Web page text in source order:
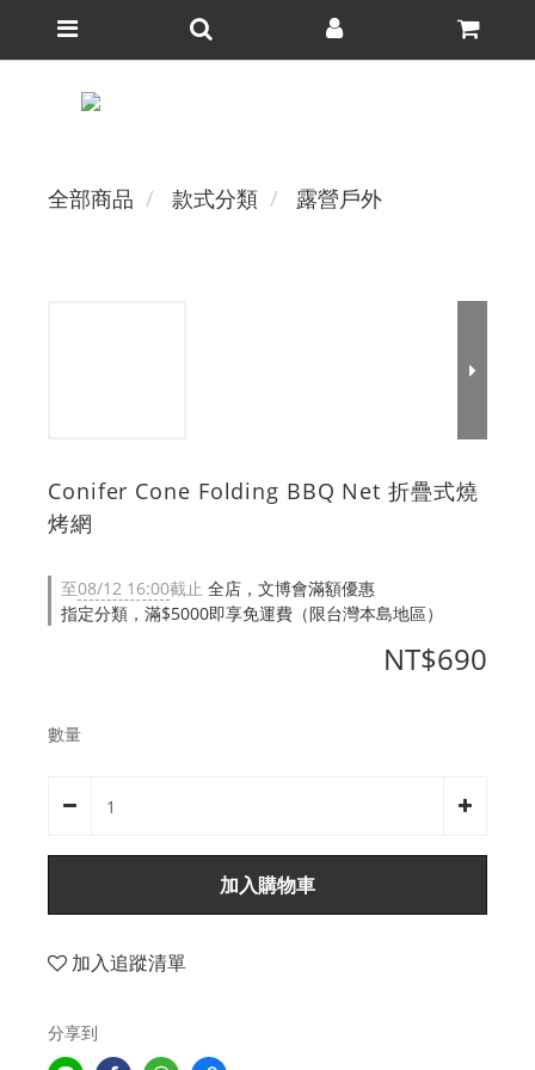
全部商品 款式分類 露營戶外
Conifer Cone Folding BBQ Net 折疊式燒
烤網
至08/12 16:00截止 全店，文博會滿額優惠
指定分類，滿$5000即享免運費（限台灣本島地區）
NT$690
數量
加入購物車
加入追蹤清單
分享到